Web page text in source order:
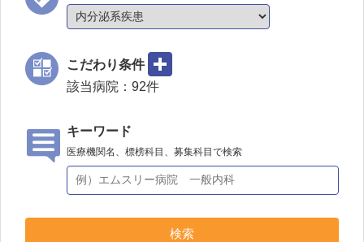
こだわり条件
該当病院： 92件
キーワード
医療機関名、標榜科目、募集科目で検索
検索